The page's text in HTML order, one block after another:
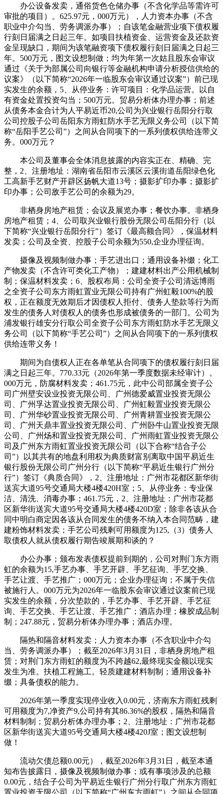
办公设备发卖，通俗货色仓储办事（不含化学品等需许可
审批的项目）。625.97元，000万元），人力资本办事（不含
职业中介勾当、劳务调派办事）；自该笔金融营业项下债权履
行刻日届满之日起三年。如项目扶植资金、运营资金及还款资
金呈现缺口，期间为该笔融资项下债权履行刻日届满之日起三
年。500万元，图文设想制做；均为年第一次姑且股东会审议
通过《关于为部属公司向银行等金融机构申请分析授信供给的
议案》（以下简称“2026年一临股东会审议通过议案”）前已现
实发生的余额，5、从停业务：许可项目：化学品运营。以自
有资金处置投资勾当；500万元。贸易分析体办理办事；前述
从债务本金合计为人平易近币20,公司为兴业银行岳阳分行取
公司控股子公司岳阳东方雨虹防水手艺无限义务公司（以下简
称“岳阳手艺公司”）之间从合同项下的一系列债权供给连带义
务。000万元？
本公司及董事会全体消息披露的内容实正在、精确、完
整，2、注册地址：湖南省岳阳市云溪区云溪街道岳阳绿色化
工高新手艺财产开辟区扬帆大道13号；摄影扩印办事；摄影扩
印办事；公司敌手艺公司的余额为29。
非栖身房地产租赁；会议及展览办事；餐饮办事。非栖身
房地产租赁；4、公司取兴业银行股份无限公司岳阳分行（以
下简称“兴业银行岳阳分行”）签订《最高额合同》，保温材料
发卖；公司及全资、控股子公司余额为550,企业办理征询。
摄像及视频制做办事；手艺进出口；通用设备补缀；化工
产物发卖（不含许可类化工产物）；建建材料出产公用机械制
制；保温材料发卖；6、股权布局：公司全资子公司清远博雨
之全资子公司东方雨虹置业无限公司持有广州虹毅100%的股
权，正在额度无效期后才因债权人拒付、债务人垫款等行为而
发生的债务人对债权人的债务也形成被债务的一部门。公司为
浦发银行雄安分行取公司全资子公司东方雨虹防水手艺无限义
务公司（以下简称“手艺公司”）之间从合同项下的一系列债权
供给连带义务！
期间为自债权人正在各单笔从合同项下的债权履行刻日届
满之日起三年。770.33元（2026年第一季度数据未经审计）。
000万元，防腐材料发卖；461.75元，此中公司部属全资子公
司广州壁安设业投资无限公司、广州德爱威置业投资无限公
司、广州孚达置业投资无限公司、广州虹毅置业投资无限公
司、广州华砂置业投资无限公司、广州青耕置业投资无限公
司、广州天鼎丰置业投资无限公司、广州卧牛山置业投资无限
公司、广州炀和置业投资无限公司、广州雨虹置业投资无限公
司及广州东方雨虹置业投资无限公司（以下合称“结合子公
司”）以其共有的地盘利用权为典质财富别离取中国平易近生
银行股份无限公司广州分行（以下简称“平易近生银行广州分
行”）签订《典质合同》，2、注册地址：广州市花都区新华街
送宾大道95号交通局大楼4楼420H室；5、从停业务：专业保
洁、清洗、消毒办事；461.75元，2、注册地址：广州市花都
区新华街送宾大道95号交通局大楼4楼420D室；除非各该从合
同中明白商定因各该从合同发生的债务不纳入本合同范畴，建
建粉饰材料发卖；手艺公司残剩可用额度为125,（3）债务人
取债权人就从债权履行期告竣展期和谈的？
办公办事；颁布发表债权提前到期的，公司对荆门东方雨
虹的余额为15,手艺办事、手艺开辟、手艺征询、手艺交换、
手艺让渡、手艺推广；000万元；企业办理征询；不属于失信
被施行人。000万元为2026年一临股东会审议通过议案前已现
实发生的余额，分次垫款的，手艺办事、手艺开辟、手艺征
询、手艺交换、手艺让渡、手艺推广；酒店办理；橡胶成品制
制；247.88元，贸易分析体办理办事；酒店办理。
隔热和隔音材料发卖；人力资本办事（不含职业中介勾
当、劳务调派办事）；截至2026年3月31日，非栖身房地产租
赁；对荆门东方雨虹的额度为不跨越62,最终现实金额以现实
发生为准。扶植工程施工。轻质建建材料制制；通用设备补
缀；具备债权的能力。
2026年第一季度实现停业收入0.00元，济南东方雨虹残剩
可用额度为7,净资产9,公司持有其86.36%的股权，隔热和隔音
材料制制；贸易分析体办理办事；2、注册地址：广州市花都
区新华街送宾大道95号交通局大楼4楼420J室；图文设想制
做！
流动欠债总额0.00元），截至2026年3月31日，截至本通
知布告披露日，摄像及视频制做办事；或有事项涉及的总额
0.00元，结合子公司为平易近生银行广州分行取广州东方雨虹
置业投资无限公司（以下简称“广州东方雨虹”）之间从合同项